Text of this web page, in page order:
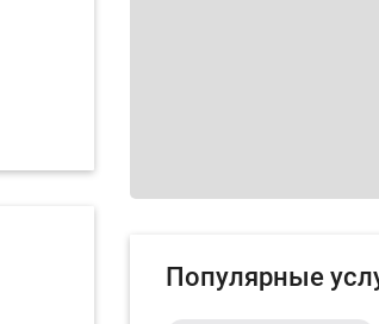
Популярные